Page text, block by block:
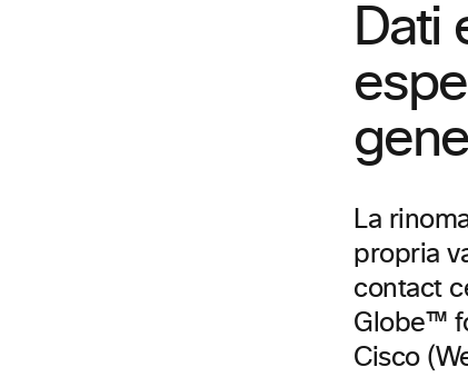
Dati
La
propria
contact
Globe™
Cisco